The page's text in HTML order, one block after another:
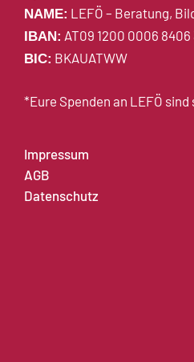
NAME: LEFÖ – Beratung,
IBAN: AT09 1200 0006 8406
BIC: BKAUATWW
*Eure Spenden an LEFÖ
Impressum
AGB
Datenschutz